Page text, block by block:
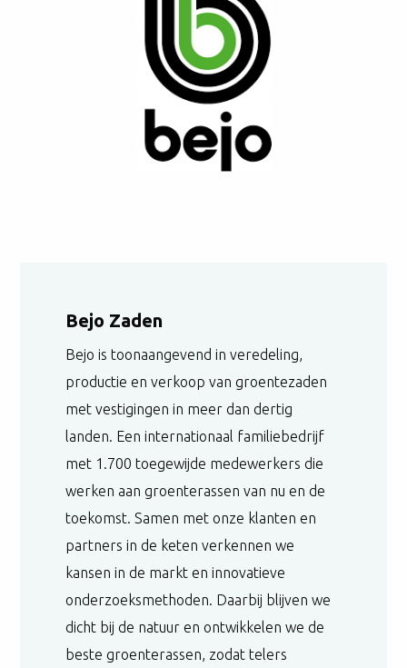
Bejo Zaden
Bejo is toonaangevend in veredeling,
productie en verkoop van groentezaden
met vestigingen in meer dan dertig
landen. Een internationaal familiebedrijf
met 1.700 toegewijde medewerkers die
werken aan groenterassen van nu en de
toekomst. Samen met onze klanten en
partners in de keten verkennen we
kansen in de markt en innovatieve
onderzoeksmethoden. Daarbij blijven we
dicht bij de natuur en ontwikkelen we de
beste groenterassen, zodat telers